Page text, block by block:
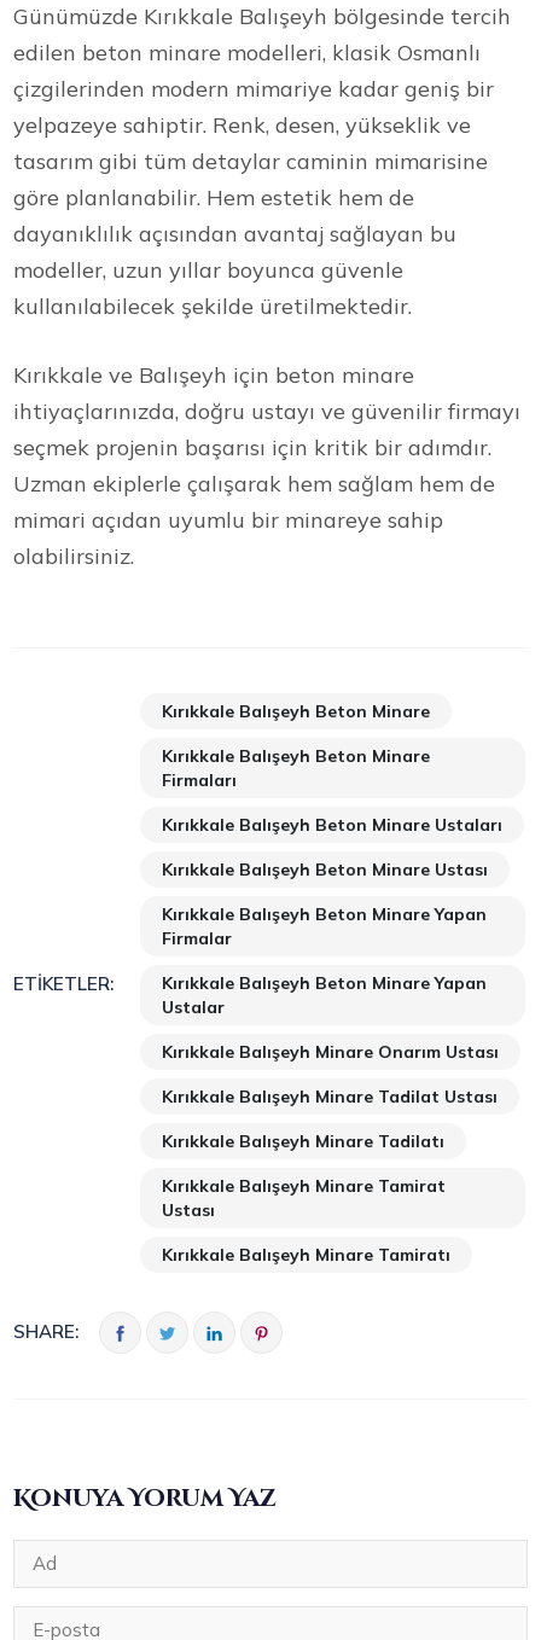
Günümüzde Kırıkkale Balışeyh bölgesinde tercih
edilen beton minare modelleri, klasik Osmanlı
çizgilerinden modern mimariye kadar geniş bir
yelpazeye sahiptir. Renk, desen, yükseklik ve
tasarım gibi tüm detaylar caminin mimarisine
göre planlanabilir. Hem estetik hem de
dayanıklılık açısından avantaj sağlayan bu
modeller, uzun yıllar boyunca güvenle
kullanılabilecek şekilde üretilmektedir.
Kırıkkale ve Balışeyh için beton minare
ihtiyaçlarınızda, doğru ustayı ve güvenilir firmayı
seçmek projenin başarısı için kritik bir adımdır.
Uzman ekiplerle çalışarak hem sağlam hem de
mimari açıdan uyumlu bir minareye sahip
olabilirsiniz.
ETIKETLER:
Kırıkkale Balışeyh Beton Minare
Kırıkkale Balışeyh Beton Minare
Firmaları
Kırıkkale Balışeyh Beton Minare Ustaları
Kırıkkale Balışeyh Beton Minare Ustası
Kırıkkale Balışeyh Beton Minare Yapan
Firmalar
Kırıkkale Balışeyh Beton Minare Yapan
Ustalar
Kırıkkale Balışeyh Minare Onarım Ustası
Kırıkkale Balışeyh Minare Tadilat Ustası
Kırıkkale Balışeyh Minare Tadilatı
Kırıkkale Balışeyh Minare Tamirat
Ustası
Kırıkkale Balışeyh Minare Tamiratı
SHARE:
Konuya Yorum Yaz